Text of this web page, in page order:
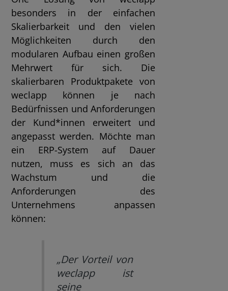
besonders in der einfachen
Skalierbarkeit und den vielen
Möglichkeiten durch den
modularen Aufbau einen großen
Mehrwert für sich. Die
skalierbaren Produktpakete von
weclapp können je nach
Bedürfnissen und Anforderungen
der Kund*innen erweitert und
angepasst werden. Möchte man
ein ERP-System auf Dauer
nutzen, muss es sich an das
Wachstum und die
Anforderungen des
Unternehmens anpassen
können:
„Der Vorteil von
weclapp ist
seine